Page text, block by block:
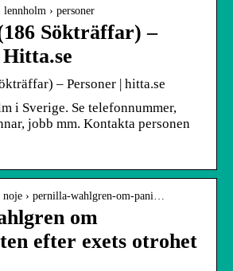
› personer
Sökträffar) –
– Personer | hitta.se
i Sverige. Se telefonnummer,
jobb mm. Kontakta personen
noje › pernilla-wahlgren-om-pani…
om
efter exets otrohet